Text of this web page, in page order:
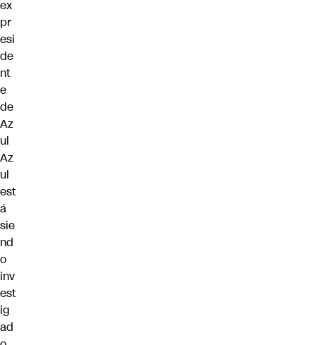
ex
pr
esi
de
nt
e
de
Az
ul
Az
ul
est
á
sie
nd
o
inv
est
ig
ad